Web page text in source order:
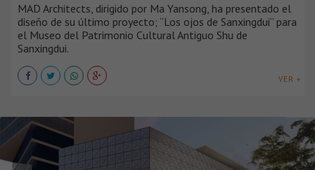
MAD Architects, dirigido por Ma Yansong, ha presentado el
diseño de su último proyecto; “Los ojos de Sanxingdui” para
el Museo del Patrimonio Cultural Antiguo Shu de
Sanxingdui.
VER +